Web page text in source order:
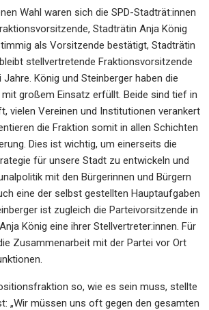
Wahl waren sich die SPD-Stadträt:innen
Stadträtin Anja König
als Vorsitzende bestätigt, Stadträtin
stellvertretende Fraktionsvorsitzende
König und Steinberger haben die
großem Einsatz erfüllt. Beide sind tief in
vielen Vereinen und Institutionen verankert
die Fraktion somit in allen Schichten
Dies ist wichtig, um einerseits die
für unsere Stadt zu entwickeln und
mit den Bürgerinnen und Bürgern
eine der selbst gestellten Hauptaufgaben
ist zugleich die Parteivorsitzende in
König eine ihrer Stellvertreter:innen. Für
Zusammenarbeit mit der Partei vor Ort
so, wie es sein muss, stellte
„Wir müssen uns oft gegen den gesamten